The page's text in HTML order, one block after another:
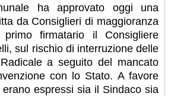
ha approvato oggi una
da Consiglieri di maggioranza
primo firmatario il Consigliere
sul rischio di interruzione delle
a seguito del mancato
con lo Stato. A favore
espressi sia il Sindaco sia